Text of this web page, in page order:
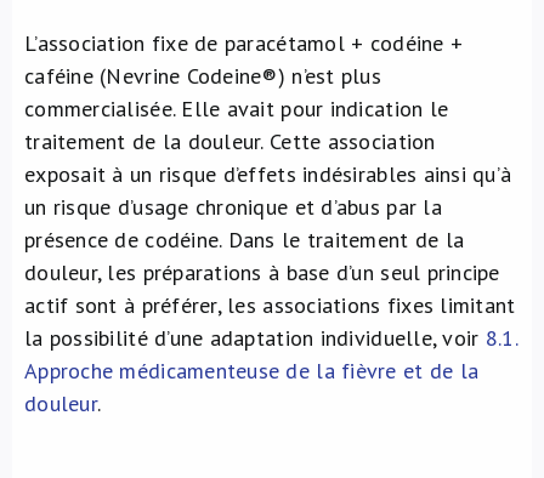
L’association fixe de paracétamol + codéine +
caféine (Nevrine Codeine®) n’est plus
commercialisée. Elle avait pour indication le
traitement de la douleur. Cette association
exposait à un risque d’effets indésirables ainsi qu’à
un risque d’usage chronique et d’abus par la
présence de codéine. Dans le traitement de la
douleur, les préparations à base d’un seul principe
actif sont à préférer, les associations fixes limitant
la possibilité d’une adaptation individuelle, voir 8.1.
Approche médicamenteuse de la fièvre et de la
douleur.